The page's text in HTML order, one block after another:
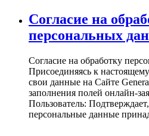
Согласие на
персональных
Согласие на обработку
Присоединяясь к
свои данные на Сайте
заполнения полей онлайн-
Пользователь:
персональные данные